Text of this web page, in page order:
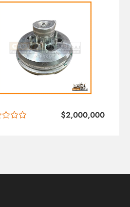
$2,000,000